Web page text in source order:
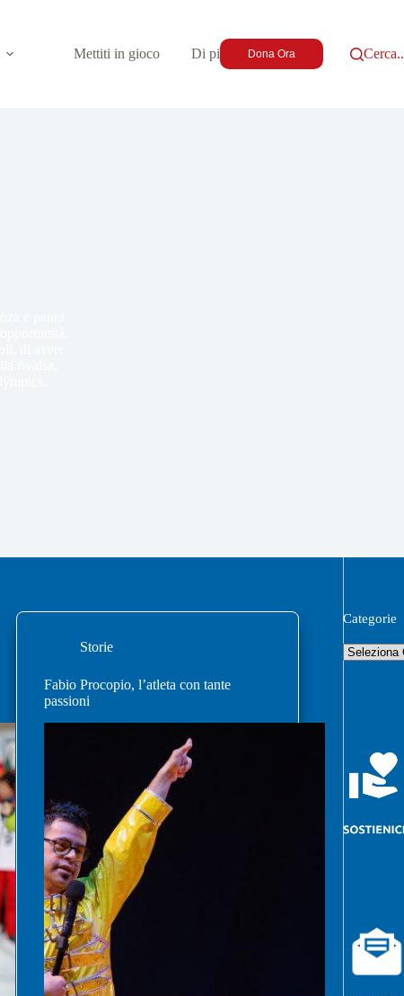
Mettiti in gioco Di più Dona Ora
Storie
Fabio Procopio, l’atleta con tante
passioni
Categorie